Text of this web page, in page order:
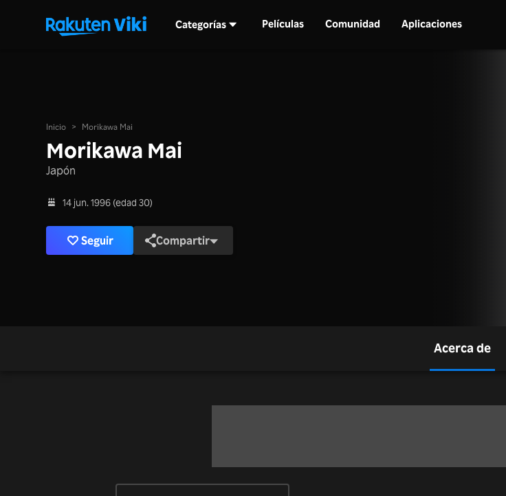
Categorías Películas Comunidad Aplicaciones
Inicio > Morikawa Mai
Morikawa Mai
Japón
14 jun. 1996 (edad 30)
Seguir Compartir
Acerca de